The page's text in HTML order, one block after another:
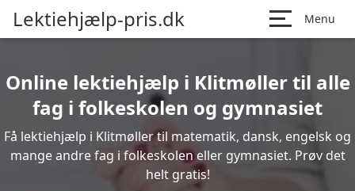
Lektiehjælp-pris.dk Menu
Online lektiehjælp i Klitmøller til alle
fag i folkeskolen og gymnasiet
Få lektiehjælp i Klitmøller til matematik, dansk, engelsk og
mange andre fag i folkeskolen eller gymnasiet. Prøv det
helt gratis!